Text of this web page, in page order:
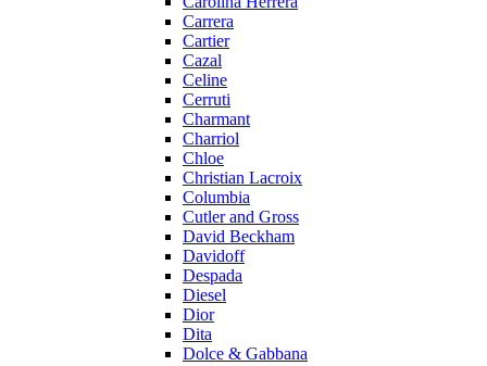
Carrera
Cartier
Cazal
Celine
Cerruti
Charmant
Charriol
Chloe
Christian Lacroix
Columbia
Cutler and Gross
David Beckham
Davidoff
Despada
Diesel
Dior
Dita
Dolce & Gabbana